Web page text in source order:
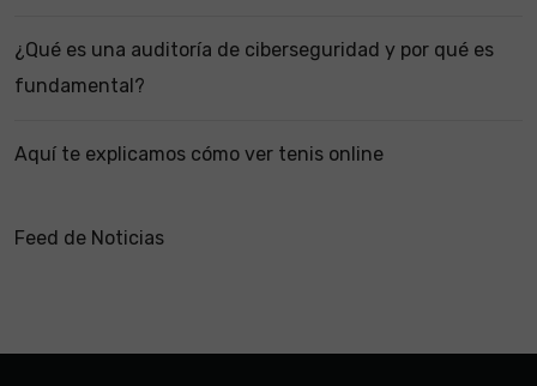
¿Qué es una auditoría de ciberseguridad y por qué es
fundamental?
Aquí te explicamos cómo ver tenis online
Feed de Noticias